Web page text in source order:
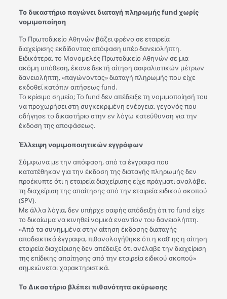
Το δικαστήριο παγώνει διαταγή πληρωμής fund χωρίς
νομιμοποίηση
Το Πρωτοδικείο Αθηνών βάζει φρένο σε εταιρεία
διαχείρισης εκδίδοντας απόφαση υπέρ δανειολήπτη.
Ειδικότερα, το Μονομελές Πρωτοδικείο Αθηνών σε μια
ακόμη υπόθεση, έκανε δεκτή αίτηση ασφαλιστικών μέτρων
δανειολήπτη, «παγώνοντας» διαταγή πληρωμής που είχε
εκδοθεί κατόπιν αιτήσεως fund.
Το κρίσιμο σημείο; Το fund δεν απέδειξε τη νομιμοποίησή του
να προχωρήσει στη συγκεκριμένη ενέργεια, γεγονός που
οδήγησε το δικαστήριο στην εν λόγω κατεύθυνση για την
έκδοση της αποφάσεως.
Έλλειψη νομιμοποιητικών εγγράφων
Σύμφωνα με την απόφαση, από τα έγγραφα που
κατατέθηκαν για την έκδοση της διαταγής πληρωμής δεν
προέκυπτε ότι η εταιρεία διαχείρισης είχε πράγματι αναλάβει
τη διαχείριση της απαίτησης από την εταιρεία ειδικού σκοπού
(SPV).
Με άλλα λόγια, δεν υπήρχε σαφής απόδειξη ότι το fund είχε
το δικαίωμα να κινηθεί νομικά εναντίον του δανειολήπτη.
«Από τα συνημμένα στην αίτηση έκδοσης διαταγής
αποδεικτικά έγγραφα, πιθανολογήθηκε ότι η καθ’ ης η αίτηση
εταιρεία διαχείρισης δεν απέδειξε ότι ανέλαβε την διαχείριση
της επίδικης απαίτησης από την εταιρεία ειδικού σκοπού»
σημειώνεται χαρακτηριστικά.
Το Δικαστήριο βλέπει πιθανότητα ακύρωσης